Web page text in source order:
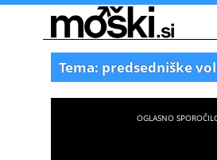
Tema: predsedniške